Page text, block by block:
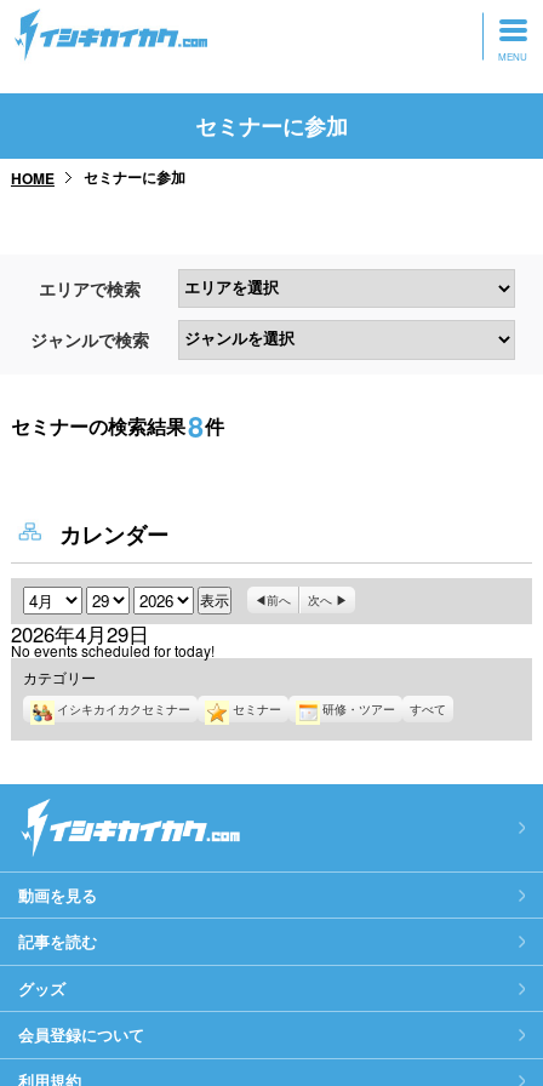
トップページ
研修・ツアーに参加
セミナーに参加
HOME セミナーに参加
エリアで検索
ジャンルで検索
セミナーの検索結果8件
カレンダー
月 日 年 前へ 次へ
2026年4月29日
No events scheduled for today!
カテゴリー
イシキカイカクセミナー セミナー 研修・ツアー すべて
動画を見る
記事を読む
グッズ
会員登録について